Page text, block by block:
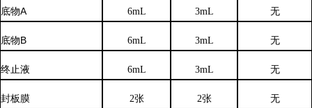
底物A 6mL 3mL 无
底物B 6mL 3mL 无
终止液 6mL 3mL 无
封板膜 2张 2张 无